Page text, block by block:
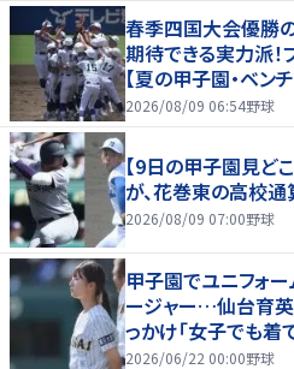
春季四国大会優勝
期待できる実力派
【夏の甲子園・ベン
2026/08/09 06:54野球
【9日の甲子園見ど
が、花巻東の高校通
2026/08/09 07:00野球
甲子園でユニフォ
ージャー…仙台育英
っかけ「女子でも着
2026/06/22 00:00野球